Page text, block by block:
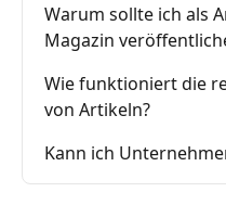
Warum sollte ich als
Magazin
Wie funktioniert die
von Artikeln?
Kann ich